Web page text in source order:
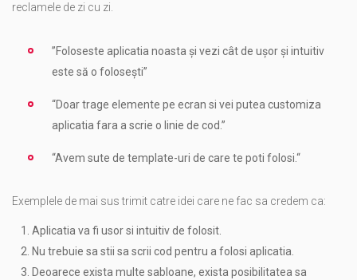
reclamele de zi cu zi.
”Foloseste aplicatia noasta și vezi cât de ușor și intuitiv
este să o folosești”
“Doar trage elemente pe ecran si vei putea customiza
aplicatia fara a scrie o linie de cod.”
“Avem sute de template-uri de care te poti folosi.“
Exemplele de mai sus trimit catre idei care ne fac sa credem ca:
Aplicatia va fi usor si intuitiv de folosit.
Nu trebuie sa stii sa scrii cod pentru a folosi aplicatia.
Deoarece exista multe sabloane, exista posibilitatea sa